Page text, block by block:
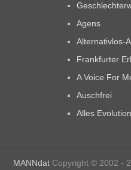
Agens
Alternativlos-
Frankfurter
A Voice For
Auschfrei
Alles Evolution
MANNdatCopyright © 2002 -